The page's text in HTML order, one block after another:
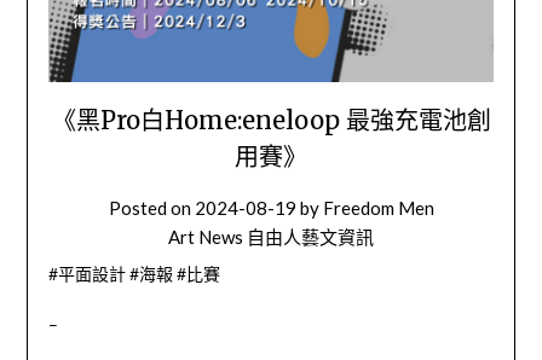
《黑Pro白Home:eneloop 最強充電池創
用賽》
Posted on 2024-08-19 by Freedom Men
Art News 自由人藝文資訊
#平面設計 #海報 #比賽
–